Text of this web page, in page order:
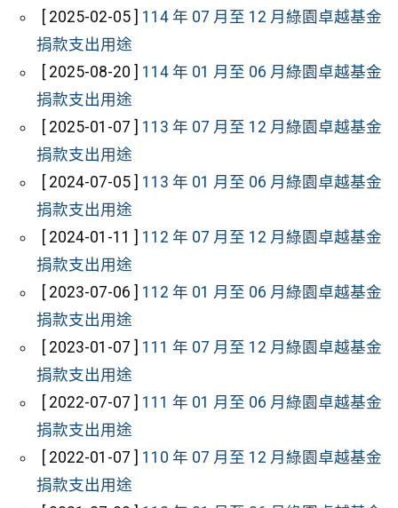
[ 2025-02-05 ]
114 年 07 月至 12 月綠園卓越基金
捐款支出用途
[ 2025-08-20 ]
114 年 01 月至 06 月綠園卓越基金
捐款支出用途
[ 2025-01-07 ]
113 年 07 月至 12 月綠園卓越基金
捐款支出用途
[ 2024-07-05 ]
113 年 01 月至 06 月綠園卓越基金
捐款支出用途
[ 2024-01-11 ]
112 年 07 月至 12 月綠園卓越基金
捐款支出用途
[ 2023-07-06 ]
112 年 01 月至 06 月綠園卓越基金
捐款支出用途
[ 2023-01-07 ]
111 年 07 月至 12 月綠園卓越基金
捐款支出用途
[ 2022-07-07 ] 111 年 01 月至 06 月綠園卓越基金
捐款支出用途
[ 2022-01-07 ] 110 年 07 月至 12 月綠園卓越基金
捐款支出用途